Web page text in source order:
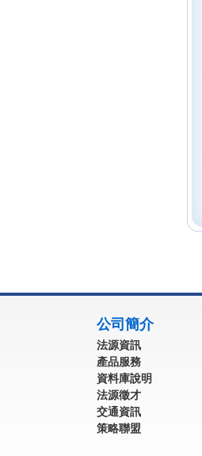
公司簡介
法源資訊
產品服務
資料庫說明
法源徵才
交通資訊
策略聯盟